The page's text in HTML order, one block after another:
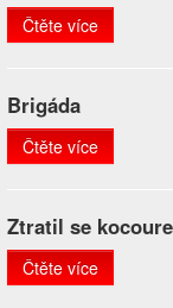
Čtěte více
Brigáda
Čtěte více
Ztratil se
Čtěte více